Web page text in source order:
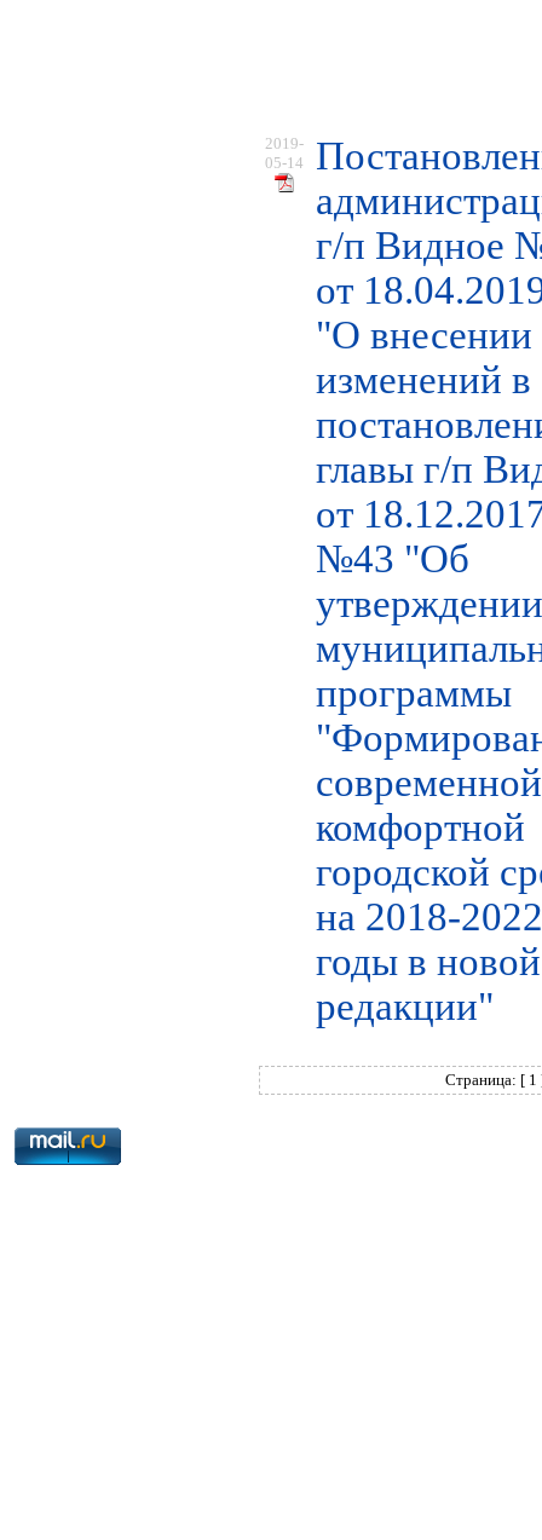
2019-
05-14
г/п Видное
от
"О внесении
изменений в
главы г/п
от
№43 "Об
утверждении
программы
современной
комфортной
городской
на 2018-2022
годы в новой
редакции"
Страница: [